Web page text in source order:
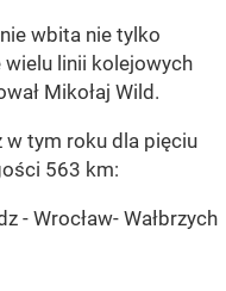
wbita nie tylko
wielu linii kolejowych
Mikołaj Wild.
w tym roku dla pięciu
563 km:
- Wrocław- Wałbrzych